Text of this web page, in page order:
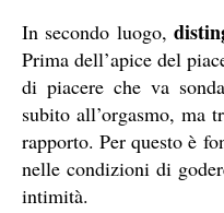
In secondo luogo,
Prima dell’apice del
di piacere che va
subito all’orgasmo, ma
rapporto. Per questo è
nelle condizioni di
intimità.